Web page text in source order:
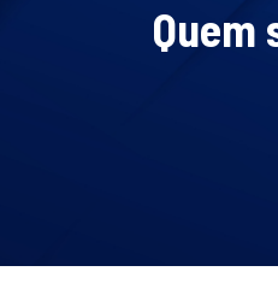
Quem